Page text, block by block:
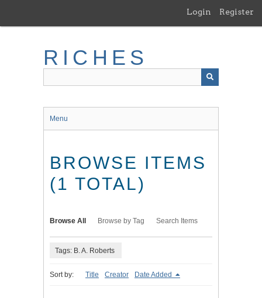
main
Login Register
RICHES
Menu
BROWSE ITEMS
(1 TOTAL)
Browse All Browse by Tag Search Items
Tags: B. A. Roberts
Sort by: Title Creator Date Added